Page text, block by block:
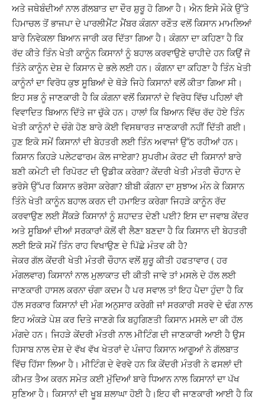
ਅਤੇ ਜਥੇਬੰਦੀਆਂ ਨਾਲ ਗੱਲਬਾਤ ਦਾ ਦੌਰ ਸ਼ੁਰੂ ਹੋ ਗਿਆ ਹੈ। ਐਨ ਇਸੇ ਮੌਕੇ ਉੱਤੇ
ਹਿਮਾਚਲ ਤੋਂ ਭਾਜਪਾ ਦੇ ਪਾਰਲੀਮੈਂਟ ਮੈਂਬਰ ਕੰਗਨਾ ਰਣੌਤ ਵਲੋਂ ਕਿਸਾਨ ਮਾਮਲਿਆਂ
ਬਾਰੇ ਨਿਵੇਕਲਾ ਬਿਆਨ ਜਾਰੀ ਕਰ ਦਿੱਤਾ ਗਿਆ ਹੈ। ਕੰਗਨਾ ਦਾ ਕਹਿਣਾ ਹੈ ਕਿ
ਰੱਦ ਕੀਤੇ ਤਿੰਨ ਖੇਤੀ ਕਾਨੂੰਨ ਕਿਸਾਨਾਂ ਨੂੰ ਬਹਾਲ ਕਰਵਾਉਣੇ ਚਾਹੀਦੇ ਹਨ ਕਿਉਂ ਜੋ
ਤਿੰਨੇ ਕਾਨੂੰਨ ਦੇਸ਼ ਦੇ ਕਿਸਾਨ ਦੇ ਭਲੇ ਲਈ ਹਨ। ਕੰਗਨਾ ਦਾ ਕਹਿਣਾ ਹੈ ਤਿੰਨ ਖੇਤੀ
ਕਾਨੂੰਨਾਂ ਦਾ ਵਿਰੋਧ ਕੁਝ ਸੂਬਿਆਂ ਦੇ ਥੋੜੇ ਜਿਹੇ ਕਿਸਾਨਾਂ ਵਲੋਂ ਕੀਤਾ ਗਿਆ ਸੀ।
ਇਹ ਸਭ ਨੂੰ ਜਾਣਕਾਰੀ ਹੈ ਕਿ ਕੰਗਨਾ ਵਲੋਂ ਕਿਸਾਨਾਂ ਦੇ ਵਿਰੋਧ ਵਿੱਚ ਪਹਿਲਾਂ ਵੀ
ਵਿਵਾਦਿਤ ਬਿਆਨ ਦਿੱਤੇ ਜਾ ਚੁੱਕੇ ਹਨ। ਹਾਲਾਂ ਕਿ ਬਿਆਨ ਵਿੱਚ ਰੱਦ ਹੋਏ ਤਿੰਨ
ਖੇਤੀ ਕਾਨੂੰਨਾਂ ਦੇ ਚੰਗੇ ਹੋਣ ਬਾਰੇ ਕੋਈ ਵਿਸਥਾਰਤ ਜਾਣਕਾਰੀ ਨਹੀਂ ਦਿੱਤੀ ਗਈ।
ਹੁਣ ਇਕੋ ਸਮੇਂ ਕਿਸਾਨਾਂ ਦੀ ਬੇਹਤਰੀ ਲਈ ਤਿੰਨ ਅਵਾਜਾਂ ਉੱਠ ਰਹੀਆਂ ਹਨ।
ਕਿਸਾਨ ਕਿਹੜੇ ਪਲੇਟਫਾਰਮ ਕੋਲ ਜਾਏਗਾ? ਸੁਪਰੀਮ ਕੋਰਟ ਦੀ ਕਿਸਾਨਾਂ ਬਾਰੇ
ਬਣੀ ਕਮੇਟੀ ਦੀ ਰਿਪੋਰਟ ਦੀ ਉਡੀਕ ਕਰੇਗਾ? ਕੇਂਦਰੀ ਖੇਤੀ ਮੰਤਰੀ ਚੌਹਾਨ ਦੇ
ਭਰੋਸੇ ਉੱਪਰ ਕਿਸਾਨ ਭਰੋਸਾ ਕਰੇਗਾ? ਬੀਬੀ ਕੰਗਨਾ ਦਾ ਸੁਝਾਅ ਮੰਨ ਕੇ ਕਿਸਾਨ
ਤਿੰਨੇ ਖੇਤੀ ਕਾਨੂੰਨ ਬਹਾਲ ਕਰਨ ਦੀ ਹਮਾਇਤ ਕਰੇਗਾ ਜਿਹੜੇ ਕਾਨੂੰਨ ਰੱਦ
ਕਰਵਾਉਣ ਲਈ ਸੈਂਕੜੇ ਕਿਸਾਨਾਂ ਨੂੰ ਸ਼ਹਾਦਤ ਦੇਣੀ ਪਈ? ਇਸ ਦਾ ਜਵਾਬ ਕੇਂਦਰ
ਅਤੇ ਸੂਬਿਆਂ ਦੀਆਂ ਸਰਕਾਰਾਂ ਕੋਲੋਂ ਵੀ ਲੈਣਾ ਬਣਦਾ ਹੈ ਕਿ ਕਿਸਾਨ ਦੀ ਬੇਹਤਰੀ
ਲਈ ਇਕੋ ਸਮੇਂ ਤਿੰਨ ਰਾਹ ਵਿਖਾਉਣ ਦੇ ਪਿੱਛੇ ਮੰਤਵ ਕੀ ਹੈ?
ਜੇਕਰ ਗੱਲ ਕੇਂਦਰੀ ਖੇਤੀ ਮੰਤਰੀ ਚੌਹਾਨ ਵਲੋਂ ਸ਼ੁਰੂ ਕੀਤੀ ਹਫਤਾਵਾਰ ( ਹਰ
ਮੰਗਲਵਾਰ) ਕਿਸਾਨਾਂ ਨਾਲ ਮੁਲਾਕਾਤ ਦੀ ਕੀਤੀ ਜਾਵੇ ਤਾਂ ਮਸਲੇ ਦੇ ਹੱਲ ਲਈ
ਜਾਣਕਾਰੀ ਹਾਸਲ ਕਰਨਾ ਚੰਗਾ ਕਦਮ ਹੈ ਪਰ ਸਵਾਲ ਤਾਂ ਇਹ ਪੈਦਾ ਹੁੰਦਾ ਹੈ ਕਿ
ਹੱਲ ਸਰਕਾਰ ਕਿਸਾਨਾਂ ਦੀ ਮੰਗ ਅਨੁਸਾਰ ਕਰੇਗੀ ਜਾਂ ਸਰਕਾਰੀ ਸਰਵੇ ਦੇ ਢੰਗ ਨਾਲ
ਇਹ ਅੰਕੜੇ ਪੇਸ਼ ਕਰ ਦਿਤੇ ਜਾਣਗੇ ਕਿ ਬਹੁਗਿਣਤੀ ਕਿਸਾਨ ਮਸਲੇ ਦਾ ਕੀ ਹੱਲ
ਮੰਗਦੇ ਹਨ। ਜਿਹੜੇ ਕੇਂਦਰੀ ਮੰਤਰੀ ਨਾਲ ਮੀਟਿੰਗ ਦੀ ਜਾਣਕਾਰੀ ਆਈ ਹੈ ਉਸ
ਹਿਸਾਬ ਨਾਲ ਦੇਸ਼ ਦੇ ਵੱਖ ਵੱਖ ਖੇਤਰਾਂ ਦੇ ਪੰਜਾਹ ਕਿਸਾਨ ਆਗੂਆਂ ਨੇ ਗੱਲਬਾਤ
ਵਿੱਚ ਹਿੱਸਾ ਲਿਆ ਹੈ। ਮੀਟਿੰਗ ਦੇ ਵੇਰਵੇ ਹਨ ਕਿ ਕੇਂਦਰੀ ਮੰਤਰੀ ਨੇ ਫਸਲਾਂ ਦੀ
ਕੀਮਤ ਤੈਅ ਕਰਨ ਸਮੇਤ ਕਈ ਮੁੱਦਿਆਂ ਬਾਰੇ ਧਿਆਨ ਨਾਲ ਕਿਸਾਨਾਂ ਦਾ ਪੱਖ
ਸੁਣਿਆ ਹੈ। ਕਿਸਾਨਾਂ ਦੀ ਖੂਬ ਸ਼ਲਾਘਾ ਹੋਈ ਹੈ।ਇਹ ਵੀ ਜਾਣਕਾਰੀ ਆਈ ਹੈ ਕਿ